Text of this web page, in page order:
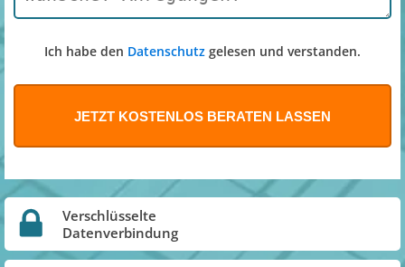
Ich habe den Datenschutz gelesen und verstanden.
Verschlüsselte
Datenverbindung